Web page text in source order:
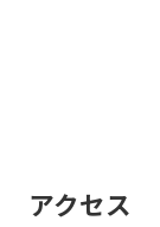
アクセス